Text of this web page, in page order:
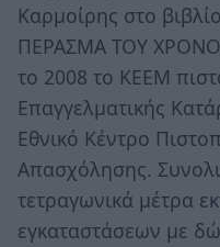
Καρμοίρης στο
ΠΕΡΑΣΜΑ ΤΟΥ
το 2008 το ΚΕΕΜ
Επαγγελματικής
Εθνικό Κέντρο
Απασχόλησης.
τετραγωνικά μέτρα
εγκαταστάσεων με